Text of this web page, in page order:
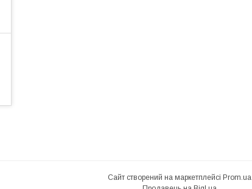
Сайт створений на маркетплейсі Prom.ua